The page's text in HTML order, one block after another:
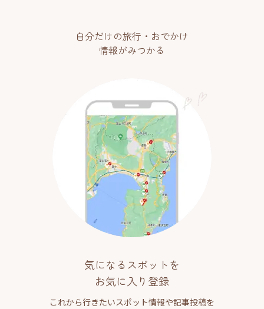
自分だけの旅行・おでかけ
情報がみつかる
気になるスポットを
お気に入り登録
これから行きたいスポット情報や記事投稿を